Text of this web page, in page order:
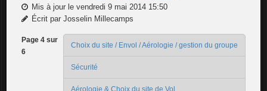
Mis à jour le vendredi 9 mai 2014 15:50
Écrit par Josselin Millecamps
Choix du site / Envol / Aérologie / gestion du groupe
Sécurité
Aérologie & Choix du site de Vol
Page 4 sur
6